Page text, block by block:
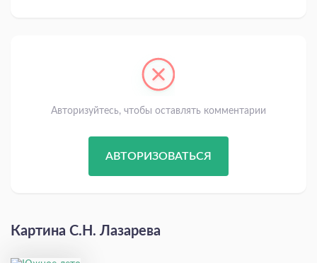
Авторизуйтесь, чтобы оставлять комментарии
АВТОРИЗОВАТЬСЯ
Картина С.Н. Лазарева